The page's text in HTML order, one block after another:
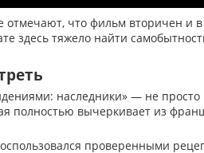
отмечают, что фильм вторичен и
здесь тяжело найти
наследники» — не
полностью вычеркивает из
проверенными